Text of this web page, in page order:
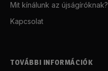
Mit kínálunk az újságíróknak?
Kapcsolat
TOVÁBBI INFORMÁCIÓK